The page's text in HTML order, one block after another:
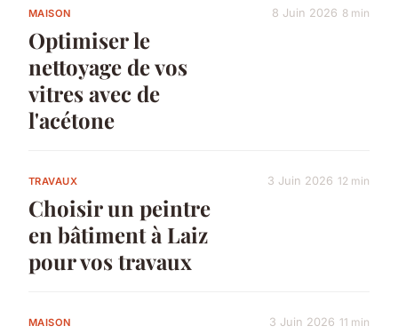
MAISON
Optimiser le
nettoyage de vos
vitres avec de
l'acétone
8 Juin 2026 8 min
TRAVAUX
Choisir un peintre
en bâtiment à Laiz
pour vos travaux
3 Juin 2026 12 min
MAISON 3 Juin 2026 11 min